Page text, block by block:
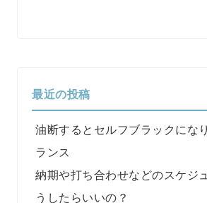
最近の投稿
油断するとセルフブラックにな
ランス
納期や打ち合わせなどのスケジ
うしたらいいの？